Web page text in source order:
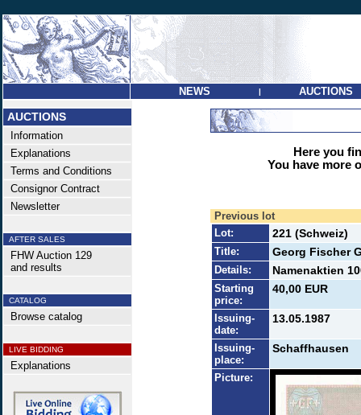
NEWS | AUCTIONS
AUCTIONS
Information
Explanations
Terms and Conditions
Consignor Contract
Newsletter
AFTER SALES
FHW Auction 129
and results
CATALOG
Browse catalog
LIVE BIDDING
Explanations
Here you
You have more
Previous lot
Lot:
221 (Schweiz)
Title: Georg Fischer
Details: Namenaktien
Starting
price:
40,00 EUR
Issuing-
date:
13.05.1987
Issuing-
place:
Schaffhausen
Picture: